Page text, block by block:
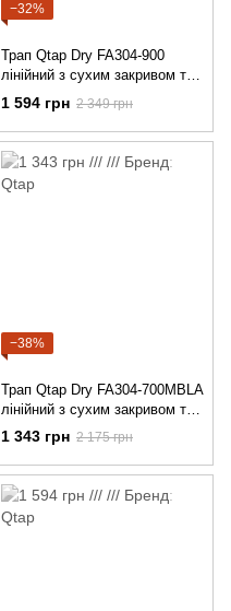
−32%
Трап Qtap Dry FA304-900
лінійний з сухим закривом та
нержавіючою решіткою
1 594 грн 2 349 грн
−38%
Трап Qtap Dry FA304-700MBLA
лінійний з сухим закривом та
нержавіючою решіткою
1 343 грн 2 175 грн